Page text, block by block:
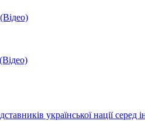
української нації серед